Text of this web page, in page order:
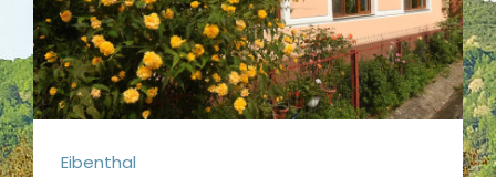
Eibenthal